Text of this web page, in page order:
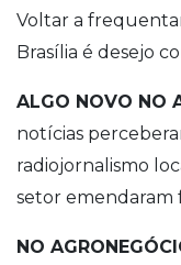
Voltar a
Brasília é desejo
ALGO NOVO NO
notícias
radiojornalismo
setor emendaram
NO